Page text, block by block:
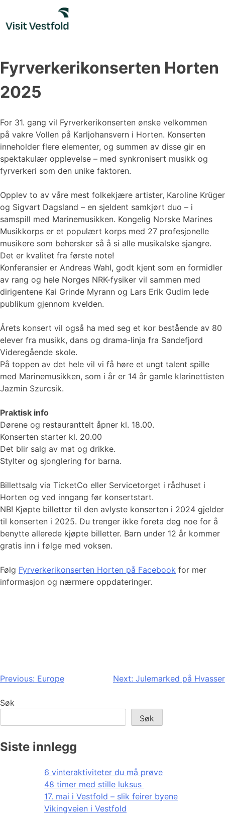
content
Fyrverkerikonserten Horten
2025
For 31. gang vil Fyrverkerikonserten ønske velkommen
på vakre Vollen på Karljohansvern i Horten. Konserten
inneholder flere elementer, og summen av disse gir en
spektakulær opplevelse – med synkronisert musikk og
fyrverkeri som den unike faktoren.
Opplev to av våre mest folkekjære artister, Karoline Krüger
og Sigvart Dagsland – en sjeldent samkjørt duo – i
samspill med Marinemusikken. Kongelig Norske Marines
Musikkorps er et populært korps med 27 profesjonelle
musikere som behersker så å si alle musikalske sjangre.
Det er kvalitet fra første note!
Konferansier er Andreas Wahl, godt kjent som en formidler
av rang og hele Norges NRK-fysiker vil sammen med
dirigentene Kai Grinde Myrann og Lars Erik Gudim lede
publikum gjennom kvelden.
Årets konsert vil også ha med seg et kor bestående av 80
elever fra musikk, dans og drama-linja fra Sandefjord
Videregående skole.
På toppen av det hele vil vi få høre et ungt talent spille
med Marinemusikken, som i år er 14 år gamle klarinettisten
Jazmin Szurcsik.
Praktisk info
Dørene og restauranttelt åpner kl. 18.00.
Konserten starter kl. 20.00
Det blir salg av mat og drikke.
Stylter og sjonglering for barna.
Billettsalg via TicketCo eller Servicetorget i rådhuset i
Horten og ved inngang før konsertstart.
NB! Kjøpte billetter til den avlyste konserten i 2024 gjelder
til konserten i 2025. Du trenger ikke foreta deg noe for å
benytte allerede kjøpte billetter. Barn under 12 år kommer
gratis inn i følge med voksen.
Følg Fyrverkerikonserten Horten på Facebook for mer
informasjon og nærmere oppdateringer.
Innleggsnavigasjon
Previous: Europe Next: Julemarked på Hvasser
Søk
Søk
Siste innlegg
6 vinteraktiviteter du må prøve
48 timer med stille luksus
17. mai i Vestfold – slik feirer byene
Vikingveien i Vestfold